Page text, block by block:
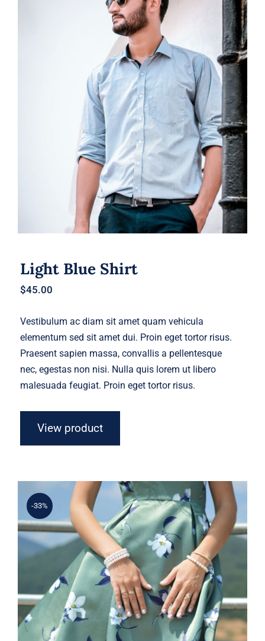
Light Blue Shirt
Light Blue Shirt
$45.00
Vestibulum ac diam sit amet quam vehicula
elementum sed sit amet dui. Proin eget tortor risus.
Praesent sapien massa, convallis a pellentesque
nec, egestas non nisi. Nulla quis lorem ut libero
malesuada feugiat. Proin eget tortor risus.
View product
-33%
Light Floral Dress